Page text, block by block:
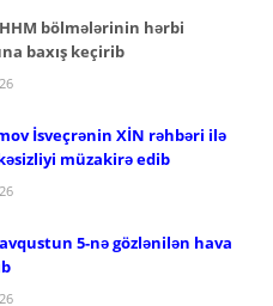
bölmələrinin hərbi
baxış keçirib
İsveçrənin XİN rəhbəri ilə
müzakirə edib
5-nə gözlənilən hava